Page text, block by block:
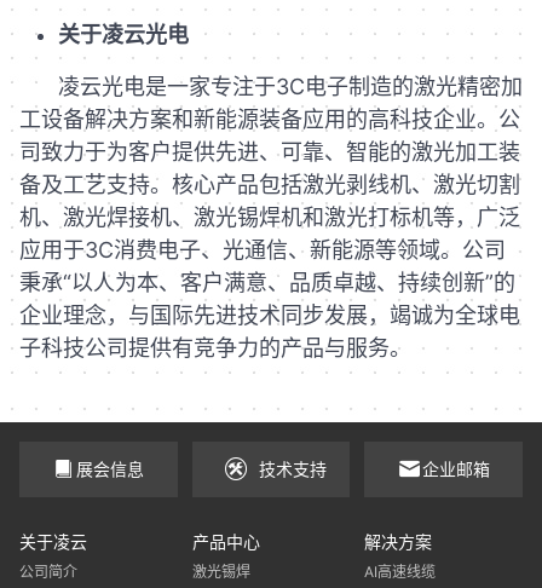
关于凌云光电
凌云光电是一家专注于3C电子制造的激光精密加
工设备解决方案和新能源装备应用的高科技企业。公
司致力于为客户提供先进、可靠、智能的激光加工装
备及工艺支持。核心产品包括激光剥线机、激光切割
机、激光焊接机、激光锡焊机和激光打标机等，广泛
应用于3C消费电子、光通信、新能源等领域。公司
秉承“以人为本、客户满意、品质卓越、持续创新”的
企业理念，与国际先进技术同步发展，竭诚为全球电
子科技公司提供有竞争力的产品与服务。
展会信息 技术支持 企业邮箱
关于凌云
公司简介
产品中心
激光锡焊
解决方案
AI高速线缆